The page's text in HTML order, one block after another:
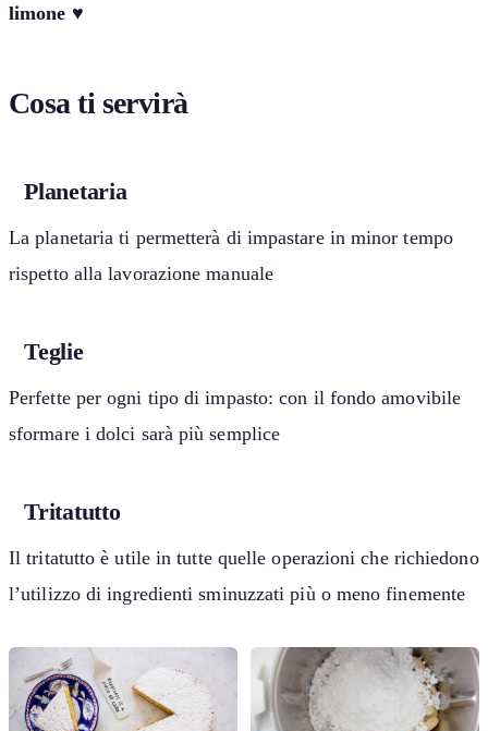
limone ♥
Cosa ti servirà
Planetaria
La planetaria ti permetterà di impastare in minor tempo
rispetto alla lavorazione manuale
Teglie
Perfette per ogni tipo di impasto: con il fondo amovibile
sformare i dolci sarà più semplice
Tritatutto
Il tritatutto è utile in tutte quelle operazioni che richiedono
l’utilizzo di ingredienti sminuzzati più o meno finemente